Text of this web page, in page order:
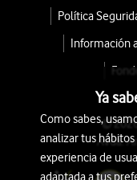
Política
Información
©
Avda.
Ya
Como sabes,
analizar tus
experiencia de
adaptada a tus